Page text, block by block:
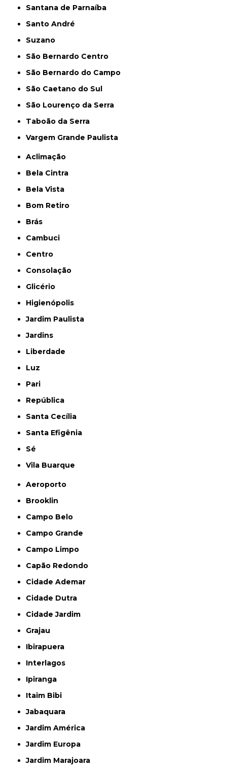
Santana de Parnaíba
Santo André
Suzano
São Bernardo Centro
São Bernardo do Campo
São Caetano do Sul
São Lourenço da Serra
Taboão da Serra
Vargem Grande Paulista
Aclimação
Bela Cintra
Bela Vista
Bom Retiro
Brás
Cambuci
Centro
Consolação
Glicério
Higienópolis
Jardim Paulista
Jardins
Liberdade
Luz
Pari
República
Santa Cecília
Santa Efigênia
Sé
Vila Buarque
Aeroporto
Brooklin
Campo Belo
Campo Grande
Campo Limpo
Capão Redondo
Cidade Ademar
Cidade Dutra
Cidade Jardim
Grajau
Ibirapuera
Interlagos
Ipiranga
Itaim Bibi
Jabaquara
Jardim América
Jardim Europa
Jardim Marajoara